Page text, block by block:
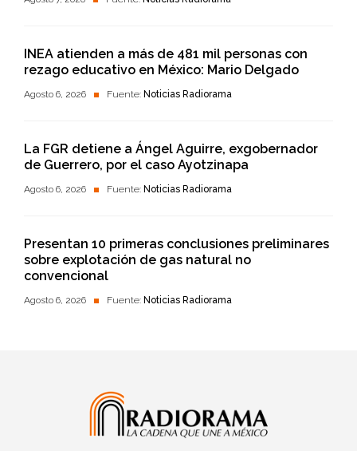
INEA atienden a más de 481 mil personas con
rezago educativo en México: Mario Delgado
Agosto 6, 2026 Fuente: Noticias Radiorama
La FGR detiene a Ángel Aguirre, exgobernador
de Guerrero, por el caso Ayotzinapa
Agosto 6, 2026 Fuente: Noticias Radiorama
Presentan 10 primeras conclusiones preliminares
sobre explotación de gas natural no
convencional
Agosto 6, 2026 Fuente: Noticias Radiorama